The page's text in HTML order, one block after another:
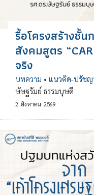
รื้อโครงสร้างชั้
สังคมสูตร
จริง
บทความ • แนวคิด-ปรัชญ
ษัษฐรัมย์ ธรรมบุษดี
2 สิงหาคม 2569